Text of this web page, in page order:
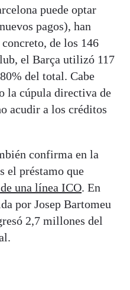
puede optar
pagos), han
de los 146
el Barça utilizó 117
del total. Cabe
la cúpula directiva de
acudir a los créditos
confirma en la
el préstamo que
una línea ICO. En
por Josep Bartomeu
2,7 millones del